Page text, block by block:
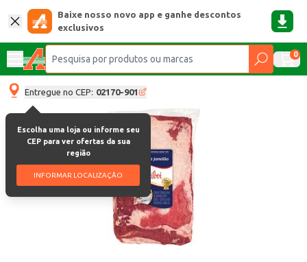
Baixe nosso novo app e ganhe descontos
exclusivos
0
Entregue no CEP: 02170-901
Escolha uma loja ou informe seu
CEP para ver ofertas da sua
região
INFORMAR LOCALIZAÇÃO